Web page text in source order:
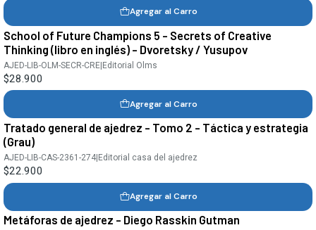
Agregar al Carro
School of Future Champions 5 - Secrets of Creative
Thinking (libro en inglés) - Dvoretsky / Yusupov
AJED-LIB-OLM-SECR-CRE|Editorial Olms
$28.900
Agregar al Carro
Tratado general de ajedrez - Tomo 2 - Táctica y estrategia
(Grau)
AJED-LIB-CAS-2361-274 Editorial casa del ajedrez
$22.900
Agregar al Carro
Metáforas de ajedrez - Diego Rasskin Gutman